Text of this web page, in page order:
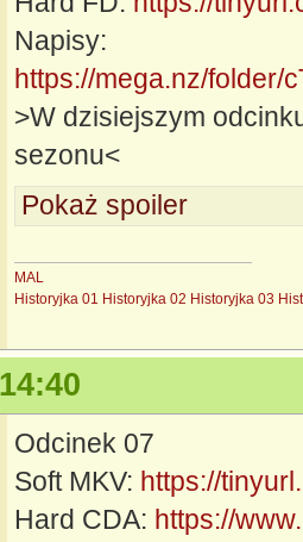
Napisy:
https://mega.nz/folder/
>W dzisiejszym
sezonu<
Pokaż spoiler
MAL
Historyjka 01 Historyjka 02 Historyjka 03
Odcinek 07
Soft MKV: https://
Hard CDA: https://